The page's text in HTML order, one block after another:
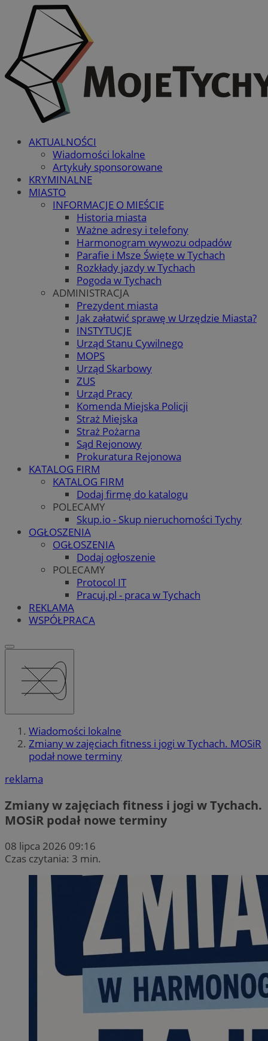
AKTUALNOŚCI
Wiadomości lokalne
Artykuły sponsorowane
KRYMINALNE
MIASTO
INFORMACJE O MIEŚCIE
Historia miasta
Ważne adresy i telefony
Harmonogram wywozu odpadów
Parafie i Msze Święte w Tychach
Rozkłady jazdy w Tychach
Pogoda w Tychach
ADMINISTRACJA
Prezydent miasta
Jak załatwić sprawę w Urzędzie Miasta?
INSTYTUCJE
Urząd Stanu Cywilnego
MOPS
Urząd Skarbowy
ZUS
Urząd Pracy
Komenda Miejska Policji
Straż Miejska
Straż Pożarna
Sąd Rejonowy
Prokuratura Rejonowa
KATALOG FIRM
KATALOG FIRM
Dodaj firmę do katalogu
POLECAMY
Skup.io - Skup nieruchomości Tychy
OGŁOSZENIA
OGŁOSZENIA
Dodaj ogłoszenie
POLECAMY
Protocol IT
Pracuj.pl - praca w Tychach
REKLAMA
WSPÓŁPRACA
Wiadomości lokalne
Zmiany w zajęciach fitness i jogi w Tychach. MOSiR
podał nowe terminy
reklama
Zmiany w zajęciach fitness i jogi w Tychach.
MOSiR podał nowe terminy
08 lipca 2026 09:16
Czas czytania: 3 min.